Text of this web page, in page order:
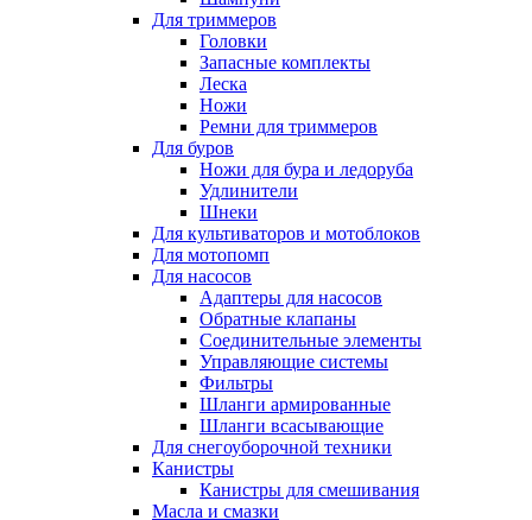
Для триммеров
Головки
Запасные комплекты
Леска
Ножи
Ремни для триммеров
Для буров
Ножи для бура и ледоруба
Удлинители
Шнеки
Для культиваторов и мотоблоков
Для мотопомп
Для насосов
Адаптеры для насосов
Обратные клапаны
Соединительные элементы
Управляющие системы
Фильтры
Шланги армированные
Шланги всасывающие
Для снегоуборочной техники
Канистры
Канистры для смешивания
Масла и смазки